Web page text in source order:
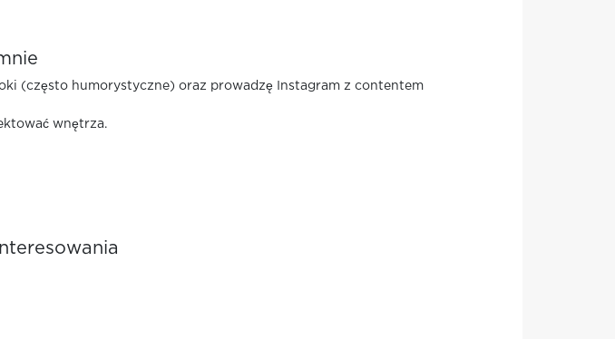
(często humorystyczne) oraz prowadzę Instagram z contentem
wnętrza.